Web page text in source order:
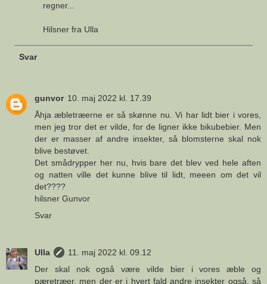
regner...
Hilsner fra Ulla
Svar
gunvor 10. maj 2022 kl. 17.39
Åhja æbletræerne er så skønne nu. Vi har lidt bier i vores,
men jeg tror det er vilde, for de ligner ikke bikubebier. Men
der er masser af andre insekter, så blomsterne skal nok
blive bestøvet.
Det smådrypper her nu, hvis bare det blev ved hele aften
og natten ville det kunne blive til lidt, meeen om det vil
det????
hilsner Gunvor
Svar
Ulla
11. maj 2022 kl. 09.12
Der skal nok også være vilde bier i vores æble og
pæretræer, men der er i hvert fald andre insekter også, så